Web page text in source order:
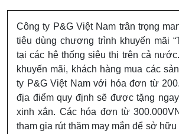
Công ty P&G Việt Nam trân trọng
tiêu dùng chương trình khuyến mãi
tại các hệ thống siêu thị trên cả
khuyến mãi, khách hàng mua các
ty P&G Việt Nam với hóa đơn từ
địa điểm quy định sẽ được tặng
xinh xắn. Các hóa đơn từ
tham gia rút thăm may mắn để sở